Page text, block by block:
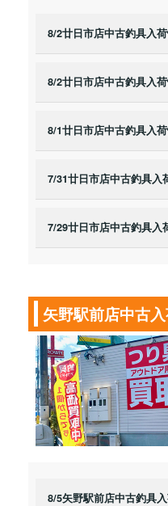
8/2廿日市店中古釣具入
8/2廿日市店中古釣具入
8/1廿日市店中古釣具入
7/31廿日市店中古釣具入
7/29廿日市店中古釣具入
矢野駅前店中古
8/5矢野駅前店中古釣具